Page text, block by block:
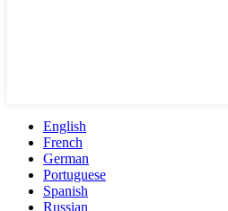
English
French
German
Portuguese
Spanish
Russian